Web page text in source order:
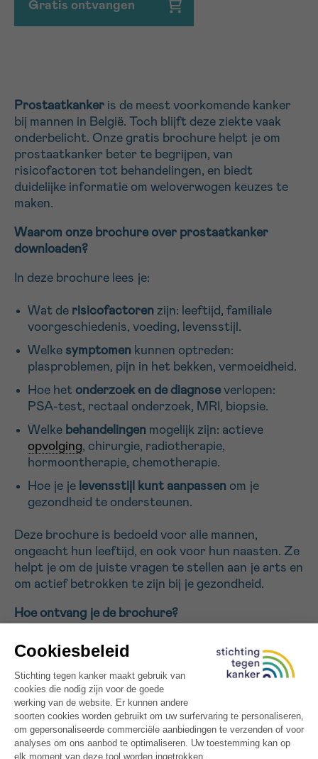
Gratis ontvangen
Prostaatkanker is de meest voorkomende kanker
bij mannen in België. Toch blijft deze ziekte vaak
onderbelicht. Onze gratis brochure helpt je om
prostaatkanker beter te begrijpen, van
risicofactoren tot behandelingen, en biedt
duidelijke informatie om weloverwogen keuzes te
maken.
Waarom onze brochure over prostaatkanker
downloaden?
In deze brochure lees je:
Wat de risicofactoren zijn: leeftijd, familiale
voorgeschiedenis, voeding, levensstijl.
Welke symptomen kunnen optreden:
plasproblemen, pijn in het bekken, vermoeidheid.
Hoe het onderzoek en de diagnoseverlopen:
PSA-test, rectaal onderzoek, MRI, biopsie.
Welke behandelingen mogelijk zijn: actieve
opvolging, chirurgie, radiotherapie,
hormoontherapie, chemotherapie.
Hoe je je levensstijl kunt aanpassen om je
gezondheid te ondersteunen.
Deze brochure is bedoeld voor alle mannen,
ongeacht hun leeftijd, en ook voor hun naasten. Ze
helpt je om de juiste vragen te stellen aan je arts en
om actief betrokken te zijn bij je gezondheid.
Hoe ontvang je de brochure?
Vul je naam en e-mailadres
brochure over prostaatkanker
binnen enkele
minuten in je mailbox.
Een waardevolle gids voor mannen en hun
omgeving
Of je nu zelf getroffen bent, iemand ondersteunt of
EMAIL
MIJN VRAAG
Ik aanvaard degebruiksvoorwaarden
Sturen